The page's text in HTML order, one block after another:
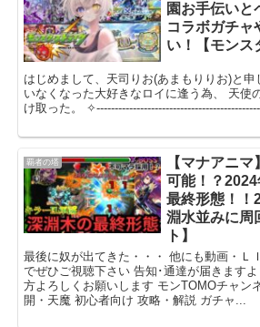
園お手伝いと
コラボガチャ
い！【モンス
はじめまして、天司りお(あまもりりお)と
いなくなった大好きなロイに逢う為、 天使
け取った。
覇者の塔
【マナアニ
可能！？
最終形態！！
淵水並みに周
ト】
最後に奴が出てきた・・・ 他にも動画・Ｌ
でぜひご視聴下さい 告知･通達が届きます
方よろしくお願いします モンTOMOチャン
開・天魔 初心者向け 攻略・解説 ガチャ...